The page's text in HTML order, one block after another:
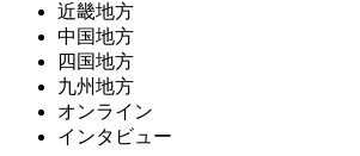
近畿地方
中国地方
四国地方
九州地方
オンライン
インタビュー